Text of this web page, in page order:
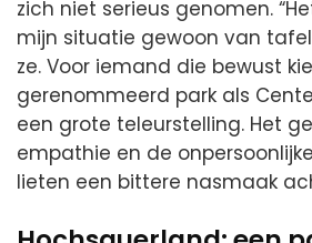
zich niet serieus genomen.
mijn situatie gewoon van tafel
ze. Voor iemand die bewust
gerenommeerd park als
een grote teleurstelling. Het
empathie en de
lieten een bittere nasmaak